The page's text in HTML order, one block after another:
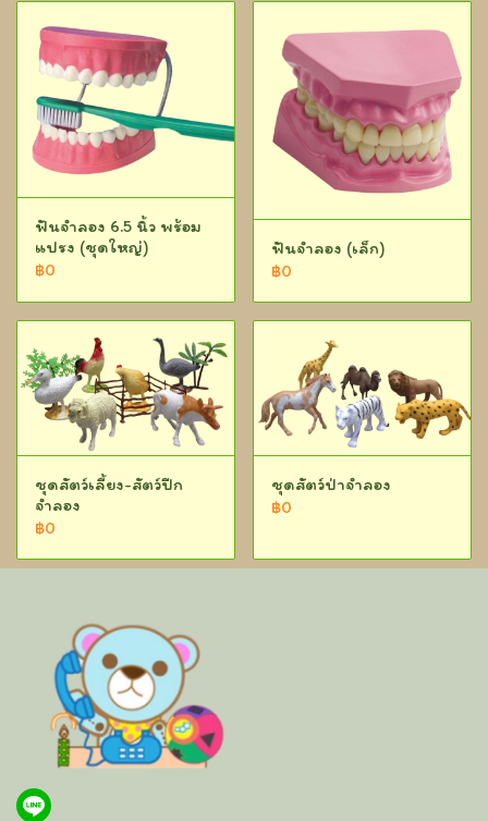
ฟันจำลอง 6.5 นิ้ว พร้อม
แปรง (ชุดใหญ่)
฿0
ฟันจำลอง (เล็ก)
฿0
ชุดสัตว์เลี้ยง-สัตว์ปีก
จำลอง
฿0
ชุดสัตว์ป่าจำลอง
฿0